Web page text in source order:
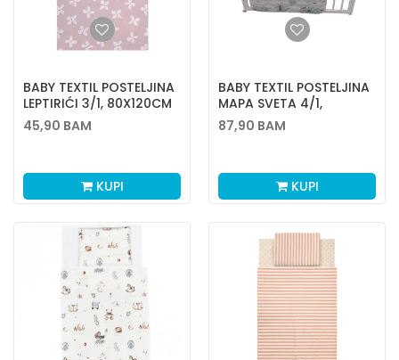
BABY TEXTIL POSTELJINA
LEPTIRIĆI 3/1, 80X120CM
45,90 BAM
KUPI
BABY TEXTIL POSTELJINA
MAPA SVETA 4/1,
80X120CM
87,90 BAM
KUPI